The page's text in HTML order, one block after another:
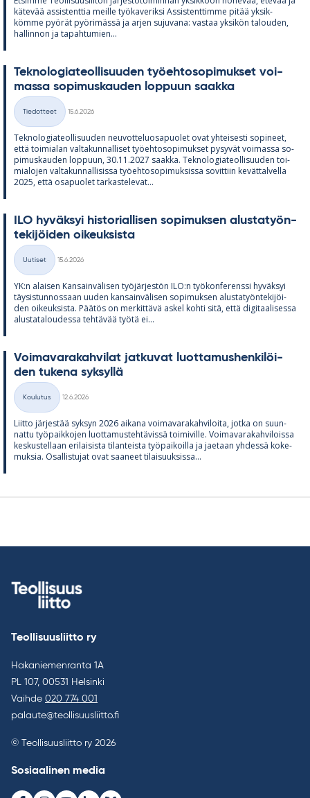
kä­te­vää as­sis­tent­tia meille työ­ka­ve­riksi As­sis­tent­timme pi­tää yk­sik­
kömme pyö­rät pyö­ri­mässä ja ar­jen su­ju­vana: vas­taa yk­si­kön ta­lou­den,
hal­lin­non ja ta­pah­tu­mien...
Tek­no­lo­gia­teol­li­suu­den työ­eh­to­so­pi­muk­set voi­
massa so­pi­mus­kau­den lop­puun saakka
Kategoriat
Tiedotteet
15.6.2026
Tek­no­lo­gia­teol­li­suu­den neu­vot­te­luos­a­puo­let ovat yh­tei­sesti so­pi­neet,
että toi­mia­lan val­ta­kun­nal­li­set työ­eh­to­so­pi­muk­set py­sy­vät voi­massa so­
pi­mus­kau­den lop­puun, 30.11.2027 saakka. Tek­no­lo­gia­teol­li­suu­den toi­
mia­lo­jen val­ta­kun­nal­li­sissa työ­eh­to­so­pi­muk­sissa so­vit­tiin ke­vät­tal­vella
2025, että os­a­puo­let tar­kas­te­le­vat...
ILO hy­väk­syi his­to­rial­li­sen so­pi­muk­sen alus­ta­työn­
te­ki­jöi­den oi­keuk­sista
Kategoriat
Uutiset
15.6.2026
YK:n alai­sen Kan­sain­vä­li­sen työ­jär­jes­tön ILO:n työ­kon­fe­renssi hy­väk­syi
täy­sis­tun­nos­saan uu­den kan­sain­vä­li­sen so­pi­muk­sen alus­ta­työn­te­ki­jöi­
den oi­keuk­sista. Pää­tös on mer­kit­tävä as­kel kohti sitä, että di­gi­taa­li­sessa
alus­ta­ta­lou­dessa teh­tä­vää työtä ei...
Voi­ma­va­ra­kah­vi­lat jat­ku­vat luot­ta­mus­hen­ki­löi­
den tu­kena syk­syllä
Kategoriat
Koulutus
12.6.2026
Liitto jär­jes­tää syk­syn 2026 ai­kana voi­ma­va­ra­kah­vi­loita, jotka on suun­
nattu työ­paik­ko­jen luot­ta­mus­teh­tä­vissä toi­mi­ville. Voi­ma­va­ra­kah­vi­loissa
kes­kus­tel­laan eri­lai­sista ti­lan­teista työ­pai­koilla ja jae­taan yh­dessä ko­ke­
muk­sia. Osal­lis­tu­jat ovat saa­neet ti­lai­suuk­sissa...
Teollisuusliitto ry
Hakaniemenranta 1A
PL 107, 00531 Helsinki
Vaihde 020 774 001
palaute@teollisuusliitto.fi
© Teollisuusliitto ry 2026
Sosiaalinen media